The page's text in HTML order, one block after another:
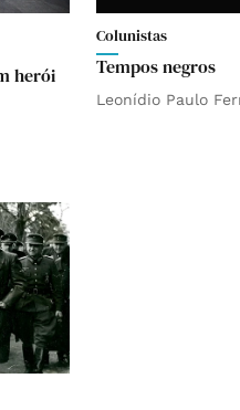
herói
Colunistas
Tempos negros
Leonídio Paulo